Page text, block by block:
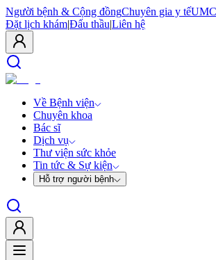
Người bệnh & Cộng đồngChuyên gia y tế
Đặt lịch khám|Đấu thầu|Liên hệ
Về Bệnh viện
Chuyên khoa
Bác sĩ
Dịch vụ
Thư viện sức khỏe
Tin tức & Sự kiện
Hỗ trợ người bệnh